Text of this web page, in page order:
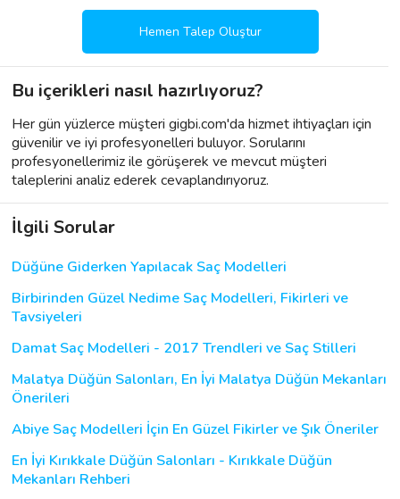
Hemen Talep Oluştur
Bu içerikleri nasıl hazırlıyoruz?
Her gün yüzlerce müşteri gigbi.com'da hizmet ihtiyaçları için
güvenilir ve iyi profesyonelleri buluyor. Sorularını
profesyonellerimiz ile görüşerek ve mevcut müşteri
taleplerini analiz ederek cevaplandırıyoruz.
İlgili Sorular
Düğüne Giderken Yapılacak Saç Modelleri
Birbirinden Güzel Nedime Saç Modelleri, Fikirleri ve
Tavsiyeleri
Damat Saç Modelleri - 2017 Trendleri ve Saç Stilleri
Malatya Düğün Salonları, En İyi Malatya Düğün Mekanları
Önerileri
Abiye Saç Modelleri İçin En Güzel Fikirler ve Şık Öneriler
En İyi Kırıkkale Düğün Salonları - Kırıkkale Düğün
Mekanları Rehberi